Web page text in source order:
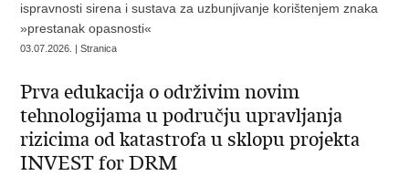
ispravnosti sirena i sustava za uzbunjivanje korištenjem znaka
»prestanak opasnosti«
03.07.2026. | Stranica
Prva edukacija o održivim novim
tehnologijama u području upravljanja
rizicima od katastrofa u sklopu projekta
INVEST for DRM